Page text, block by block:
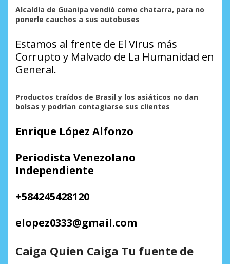
Alcaldía de Guanipa vendió como chatarra, para no
ponerle cauchos a sus autobuses
Estamos al frente de El Virus más
Corrupto y Malvado de La Humanidad en
General.
Productos traídos de Brasil y los asiáticos no dan
bolsas y podrían contagiarse sus clientes
Enrique López Alfonzo
Periodista Venezolano
Independiente
+584245428120
elopez0333@gmail.com
Caiga Quien Caiga Tu fuente de